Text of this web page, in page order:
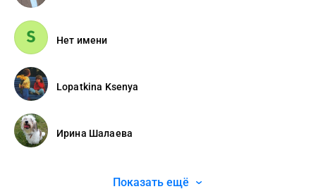
Нет имени
Lopatkina Ksenya
Ирина Шалаева
Показать ещё